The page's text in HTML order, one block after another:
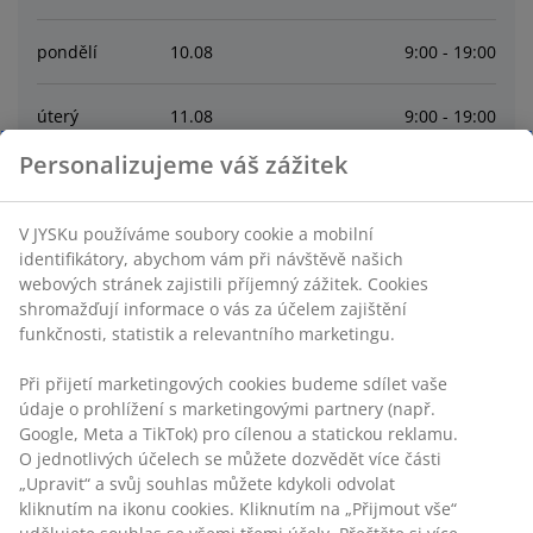
pondělí 10.08 9:00 - 19:00
úterý 11 .08 9:00 - 19:00
středa 12. 08
čtvrtek 13.08
pátek 14.08 9:00 - 19:00
sobota 08 9:00 - 18:00
Contact
Kontaktujte zákaznické centrum
Personalizujeme váš zážitek
V JYSKu používáme soubory cookie a mobilní
identifikátory, abychom vám při návštěvě našich
webových stránek zajistili příjemný zážitek. Cookies
shromažďují informace o vás za účelem zajištění
funkčnosti, statistik a relevantního marketingu.
Při přijetí marketingových cookies budeme sdílet vaše
údaje o prohlížení s marketingovými partnery (např.
Google, Meta a TikTok) pro cílenou a statickou reklamu.
O jednotlivých účelech se můžete dozvědět více části
„Upravit“ a svůj souhlas můžete kdykoli odvolat
kliknutím na ikonu cookies. Kliknutím na „Přijmout vše“